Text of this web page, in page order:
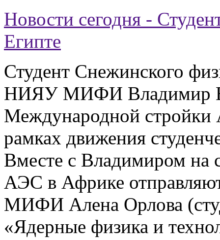
Новости сегодня -
Египте
Студент Снежинского
НИЯУ МИФИ Владимир
Международной
рамках движения
Вместе с Владимиром на
АЭС в Африке
МИФИ Алена Орлова
«Ядерные физика и